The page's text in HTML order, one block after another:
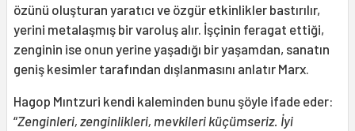
özünü oluşturan yaratıcı ve özgür etkinlikler bastırılır,
yerini metalaşmış bir varoluş alır. İşçinin feragat ettiği,
zenginin ise onun yerine yaşadığı bir yaşamdan, sanatın
geniş kesimler tarafından dışlanmasını anlatır Marx.
Hagop Mıntzuri kendi kaleminden bunu şöyle ifade eder:
“Zenginleri, zenginlikleri, mevkileri küçümseriz. İyi